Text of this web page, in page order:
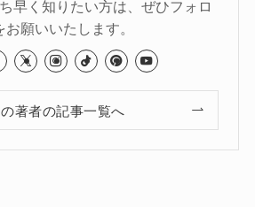
早く知りたい方は、ぜひフォロ
お願いいたします。
著者の記事一覧へ